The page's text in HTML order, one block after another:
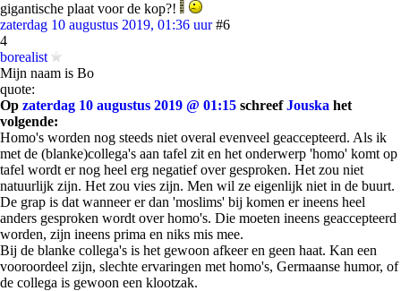
gigantische plaat voor de kop?!
zaterdag 10 augustus 2019, 01:36 uur #6
4
borealist
Mijn naam is Bo
quote:
Op zaterdag 10 augustus 2019 @ 01:15 schreefJouska het
volgende:
Homo's worden nog steeds niet overal evenveel geaccepteerd. Als ik
met de (blanke)collega's aan tafel zit en het onderwerp 'homo' komt op
tafel wordt er nog heel erg negatief over gesproken. Het zou niet
natuurlijk zijn. Het zou vies zijn. Men wil ze eigenlijk niet in de buurt.
De grap is dat wanneer er dan 'moslims' bij komen er ineens heel
anders gesproken wordt over homo's. Die moeten ineens geaccepteerd
worden, zijn ineens prima en niks mis mee.
Bij de blanke collega's is het gewoon afkeer en geen haat. Kan een
vooroordeel zijn, slechte ervaringen met homo's, Germaanse humor, of
de collega is gewoon een klootzak.